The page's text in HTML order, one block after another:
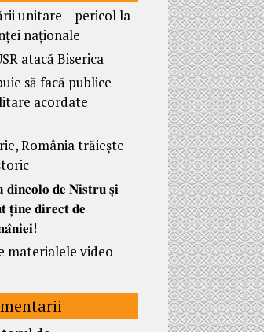
unitare – pericol la
naționale
atacă Biserica
să facă publice
acordate
România trăiește
𝐝𝐞 𝐍𝐢𝐬𝐭𝐫𝐮 𝐬̦𝐢
𝐭̦𝐢𝐧𝐞 𝐝𝐢𝐫𝐞𝐜𝐭 𝐝𝐞
materialele video